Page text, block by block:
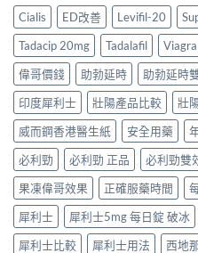
Cialis ED改善 Levifil-20
Tadacip 20mg
Tadalafil Viagra
偉哥價錢
助勃延時 助勃延時
印度犀利士
壯陽產品比較 壯
威而鋼香港醫生紙
安全用藥
必利勁
必利勁 正品 必利勁雙
果凍偉哥效果
正確服藥時間
犀利士
犀利士5mg 每日錠 破冰
犀利士比較
犀利士用法
西地